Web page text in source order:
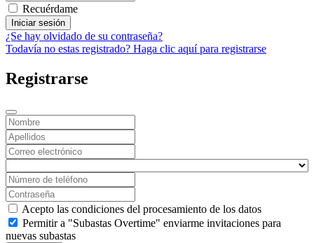
Recuérdame
Iniciar sesión
¿Se hay olvidado de su contraseña?
Todavía no estas registrado? Haga clic aquí para registrarse
Registrarse
Acepto las condiciones del procesamiento de los datos
Permitir a "Subastas Overtime" enviarme invitaciones para
nuevas subastas